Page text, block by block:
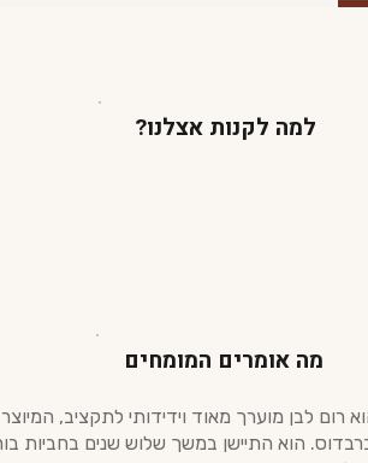
למה לקנות אצלנו?
מה אומרים המומחים
3 שנים הוא רום לבן מוערך מאוד וידידותי לתקציב,
הוא התיישן במשך שלוש שנים בחביות